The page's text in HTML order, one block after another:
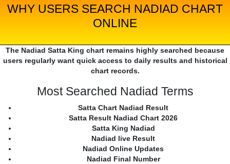
WHY USERS SEARCH NADIAD CHART
ONLINE
The Nadiad Satta King chart remains highly searched because
users regularly want quick access to daily results and historical
chart records.
Most Searched Nadiad Terms
Satta Chart Nadiad Result
Satta Result Nadiad Chart 2026
Satta King Nadiad
Nadiad live Result
Nadiad Online Updates
Nadiad Final Number